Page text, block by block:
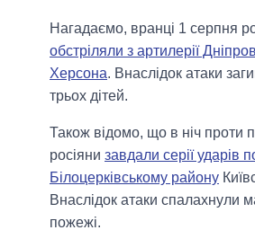
Нагадаємо, вранці 1 серпня
обстріляли з артилерії
Херсона. Внаслідок атаки
трьох дітей.
Також відомо, що в ніч проти
росіяни завдали серії ударів
Білоцерківському району
Внаслідок атаки спалахнули
пожежі.